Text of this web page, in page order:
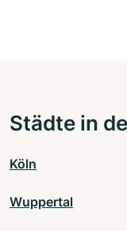
Städte in
Köln
Wuppertal